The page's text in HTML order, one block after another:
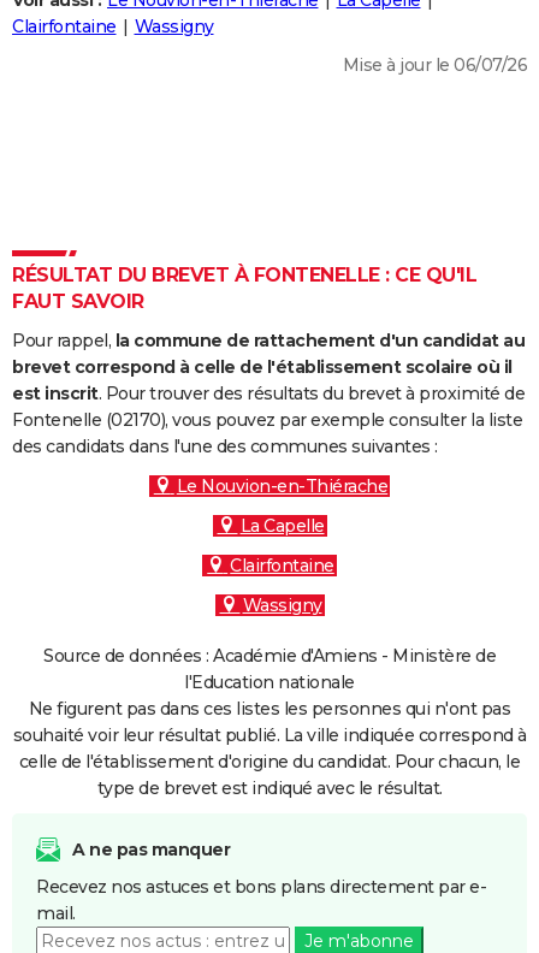
Destinations
City break
Voyage nature
Voyage de noces
Forum
Climat
+
PHOTO
Dictionnaire
Biographies
Citations
Expressions
Proverbes
PROGRAMME TV
S'inscrire
Se connecter
Lycées
Collèges
Primaires
Universités
Entreprises
Service militaire
Avis de recherche
AVIS DE DÉCÈS
FORUM
Clairfontaine
Wassigny
Mise à jour le 06/07/26
RÉSULTAT DU BREVET À FONTENELLE : CE QU'IL
FAUT SAVOIR
Pour rappel, la commune de rattachement d'un candidat au
brevet correspond à celle de l'établissement scolaire où il
est inscrit. Pour trouver des résultats du brevet à proximité de
Fontenelle (02170), vous pouvez par exemple consulter la liste
des candidats dans l'une des communes suivantes :
Le Nouvion-en-Thiérache
La Capelle
Clairfontaine
Wassigny
Source de données : Académie d'Amiens - Ministère de
l'Education nationale
Ne figurent pas dans ces listes les personnes qui n'ont pas
souhaité voir leur résultat publié. La ville indiquée correspond à
celle de l'établissement d'origine du candidat. Pour chacun, le
type de brevet est indiqué avec le résultat.
A ne pas manquer
Recevez nos astuces et bons plans directement par e-
mail.
Je m'abonne